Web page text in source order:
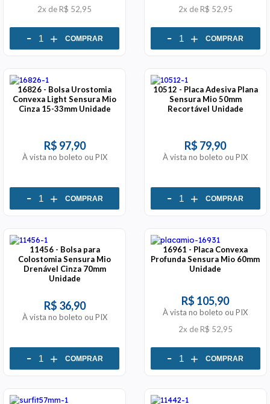
2x de R$ 52,95
- + COMPRAR
2x de R$ 52,95
- + COMPRAR
16826 - Bolsa Urostomia
Convexa Light Sensura Mio
Cinza 15-33mm Unidade
R$ 97,90
À vista no boleto ou PIX
- + COMPRAR
10512 - Placa Adesiva Plana
Sensura Mio 50mm
Recortável Unidade
R$ 79,90
À vista no boleto ou PIX
- + COMPRAR
11456 - Bolsa para
Colostomia Sensura Mio
Drenável Cinza 70mm
Unidade
R$ 36,90
À vista no boleto ou PIX
- + COMPRAR
16961 - Placa Convexa
Profunda Sensura Mio 60mm
Unidade
R$ 105,90
À vista no boleto ou PIX
2x de R$ 52,95
- + COMPRAR